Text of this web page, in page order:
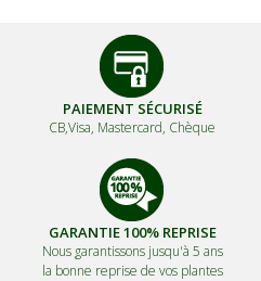
PAIEMENT SÉCURISÉ
CB,Visa, Mastercard, Chèque
GARANTIE 100% REPRISE
Nous garantissons jusqu'à 5 ans
la bonne reprise de vos plantes